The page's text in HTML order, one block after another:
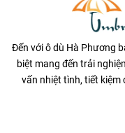
Đến với ô dù Hà Phương
biệt mang đến trải
vấn nhiệt tình, tiết kiệm